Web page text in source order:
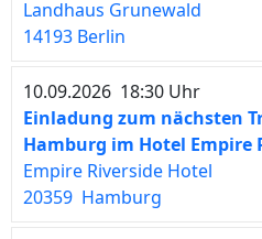
Landhaus Grunewald
14193 Berlin
10.09.2026 18:30 Uhr
Einladung zum nächsten
Hamburg im Hotel Empire
Empire Riverside Hotel
20359 Hamburg